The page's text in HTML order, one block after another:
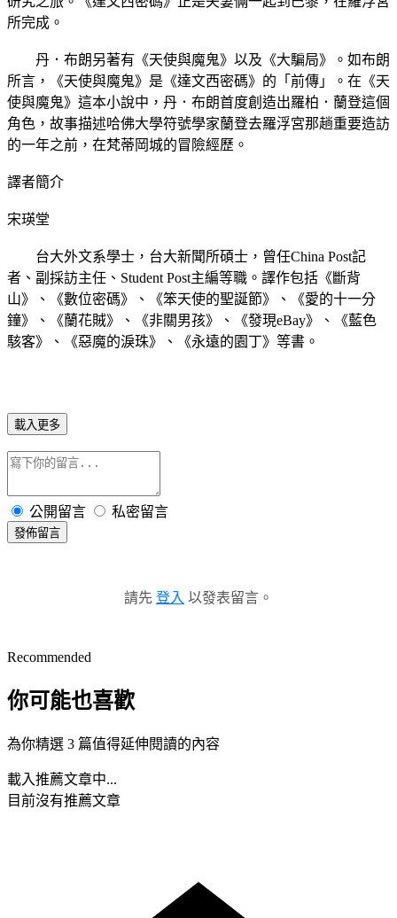
所完成。
丹．布朗另著有《天使與魔鬼》以及《大騙局》。如布朗
所言，《天使與魔鬼》是《達文西密碼》的「前傳」。在《天
使與魔鬼》這本小說中，丹．布朗首度創造出羅柏．蘭登這個
角色，故事描述哈佛大學符號學家蘭登去羅浮宮那趟重要造訪
的一年之前，在梵蒂岡城的冒險經歷。
譯者簡介
宋瑛堂
台大外文系學士，台大新聞所碩士，曾任China Post記
者、副採訪主任、Student Post主編等職。譯作包括《斷背
山》、《數位密碼》、《笨天使的聖誕節》、《愛的十一分
鐘》、《蘭花賊》、《非關男孩》、《發現eBay》、《藍色
駭客》、《惡魔的淚珠》、《永遠的園丁》等書。
載入更多
公開留言 私密留言
發佈留言
請先 登入 以發表留言。
Recommended
你可能也喜歡
為你精選 3 篇值得延伸閱讀的內容
載入推薦文章中...
目前沒有推薦文章